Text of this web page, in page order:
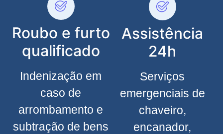
Roubo e furto
qualificado
Indenização em
caso de
arrombamento e
subtração de bens
Assistência
24h
Serviços
emergenciais de
chaveiro,
encanador,